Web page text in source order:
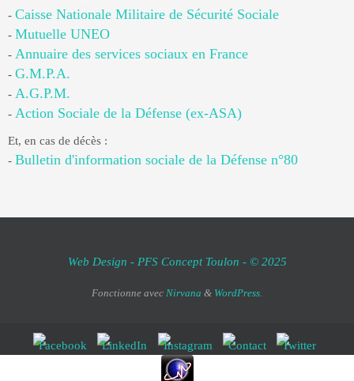
- Caisse Nationale Militaire de Sécurité Sociale
- Mutuelle UNEO
- Annuaire des services sociaux en France
- G.M.P.A.
- A.G.P.M.
- Action Sociale de la Défense (ex-ASA)
Et, en cas de décès :
- Bulletin d'information sociale de la Défense n°80
Web Design - PFS Concept Toulon - © 2025
Fonctionne avec Nirvana & WordPress.